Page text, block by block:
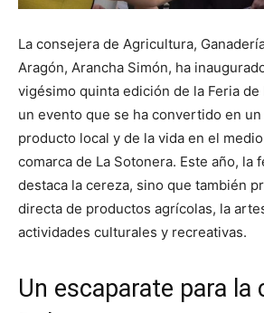
La consejera de Agricultura,
Aragón, Arancha Simón, ha
vigésimo quinta edición de la Feria de
un evento que se ha convertido en
producto local y de la vida en el
comarca de La Sotonera. Este año, la
destaca la cereza, sino que también
directa de productos agrícolas, la
actividades culturales y recreativas.
Un escaparate para la